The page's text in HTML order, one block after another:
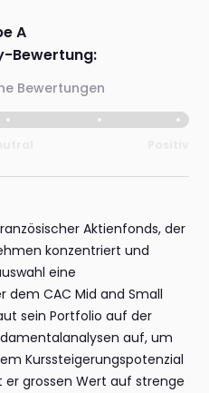
A
Bewertung:
Bewertungen
Aktienfonds, der
konzentriert und
eine
CAC Mid and Small
sein Portfolio auf der
auf, um
Kurssteigerungspotenzial
grossen Wert auf strenge